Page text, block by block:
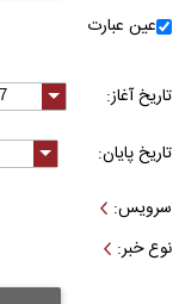
عین عبارت
تاریخ آغاز:
تاریخ پایان:
سرویس:
نوع خبر: